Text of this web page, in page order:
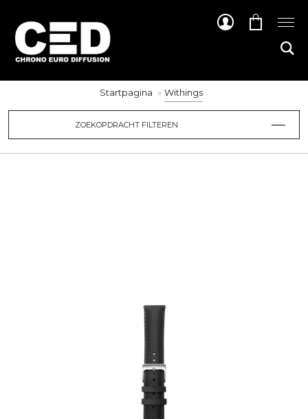
Startpagina Withings
ZOEKOPDRACHT FILTEREN